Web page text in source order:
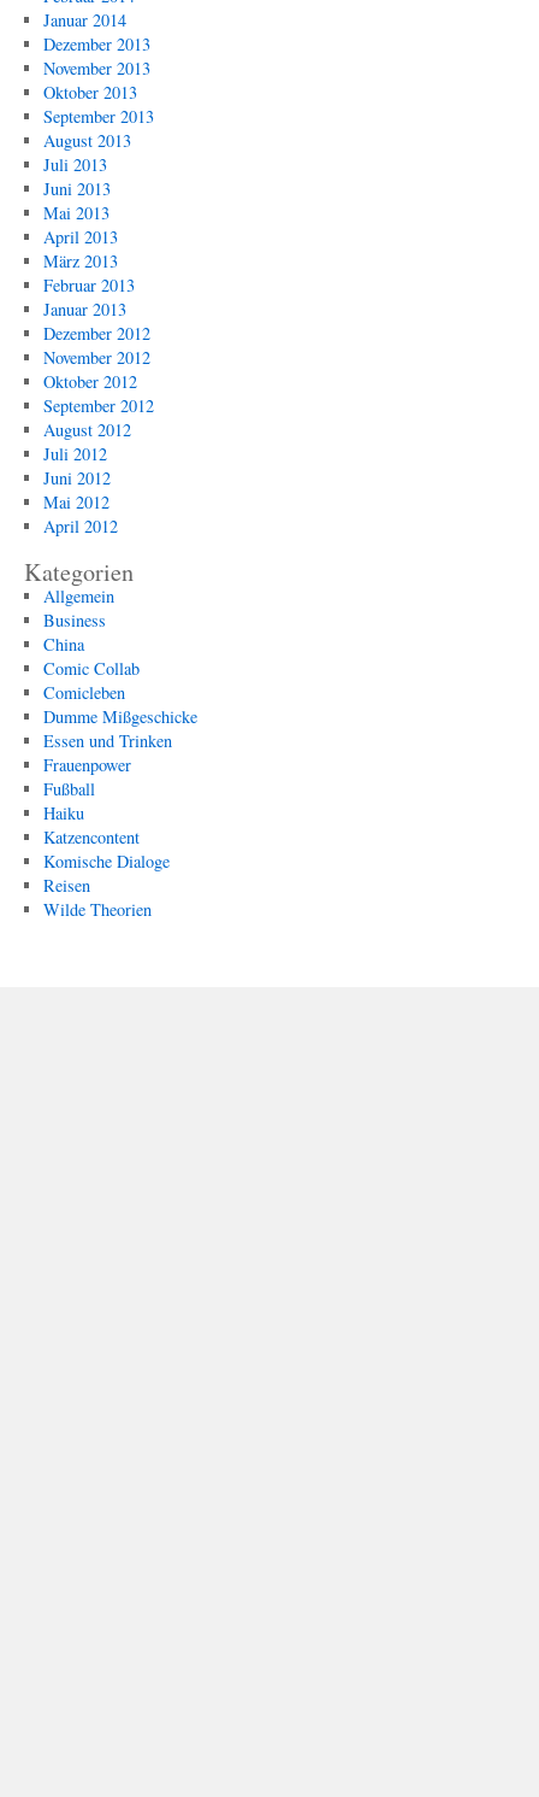
Januar 2014
Dezember 2013
November 2013
Oktober 2013
September 2013
August 2013
Juli 2013
Juni 2013
Mai 2013
April 2013
März 2013
Februar 2013
Januar 2013
Dezember 2012
November 2012
Oktober 2012
September 2012
August 2012
Juli 2012
Juni 2012
Mai 2012
April 2012
Kategorien
Allgemein
Business
China
Comic Collab
Comicleben
Dumme Mißgeschicke
Essen und Trinken
Frauenpower
Fußball
Haiku
Katzencontent
Komische Dialoge
Reisen
Wilde Theorien